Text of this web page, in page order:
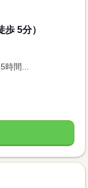
5分）
時間...